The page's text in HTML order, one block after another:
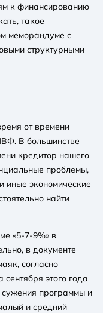
к финансированию
такое
меморандуме с
структурными
от времени
В большинстве
кредитор нашего
проблемы,
иные экономические
найти
«5-7-9%» в
в документе
согласно
этого года
сужения программы и
и средний